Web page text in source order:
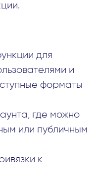
для
и
форматы
где можно
или публичным
к